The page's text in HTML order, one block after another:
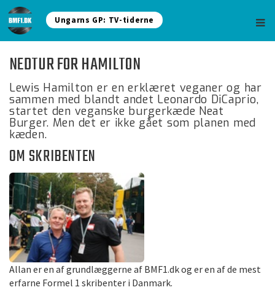
Ungarns GP: TV-tiderne
NEDTUR FOR HAMILTON
Lewis Hamilton er en erklæret veganer og har
sammen med blandt andet Leonardo DiCaprio,
startet den veganske burgerkæde Neat
Burger. Men det er ikke gået som planen med
kæden.
OM SKRIBENTEN
Allan er en af grundlæggerne af BMF1.dk og er en af de mest
erfarne Formel 1 skribenter i Danmark.